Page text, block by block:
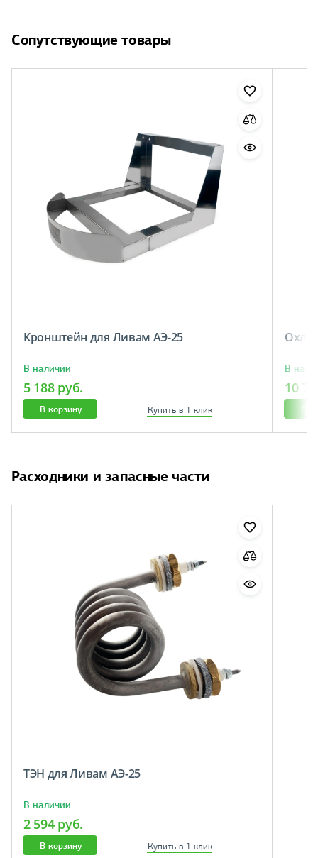
Сопутствующие товары
Кронштейн для Ливам АЭ-25
В наличии
5 188 руб.
В корзину Купить в 1 клик
В
10
В
Расходники и запасные части
ТЭН для Ливам АЭ-25
В наличии
2 594 руб.
В корзину Купить в 1 клик